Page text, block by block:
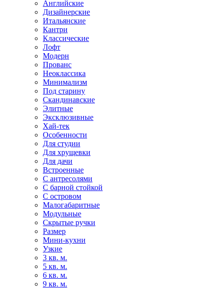
Английские
Дизайнерские
Итальянские
Кантри
Классические
Лофт
Модерн
Прованс
Неоклассика
Минимализм
Под старину
Скандинавские
Элитные
Эксклюзивные
Хай-тек
Особенности
Для студии
Для хрущевки
Для дачи
Встроенные
С антресолями
С барной стойкой
С островом
Малогабаритные
Модульные
Скрытые ручки
Размер
Мини-кухни
Узкие
3 кв. м.
5 кв. м.
6 кв. м.
9 кв. м.